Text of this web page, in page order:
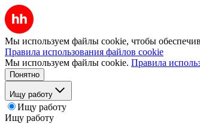
Мы используем файлы cookie, чтобы
Правила использования файлов cookie
Мы используем файлы cookie. Правила
Понятно
Ищу работу
Ищу работу
Ищу работу